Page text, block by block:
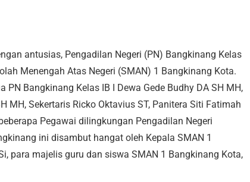
antusias, Pengadilan Negeri (PN) Bangkinang Kelas
Menengah Atas Negeri (SMAN) 1 Bangkinang Kota.
Bangkinang Kelas IB I Dewa Gede Budhy DA SH MH,
MH, Sekertaris Ricko Oktavius ST, Panitera Siti Fatimah
Pegawai dilingkungan Pengadilan Negeri
ini disambut hangat oleh Kepala SMAN 1
para majelis guru dan siswa SMAN 1 Bangkinang Kota,